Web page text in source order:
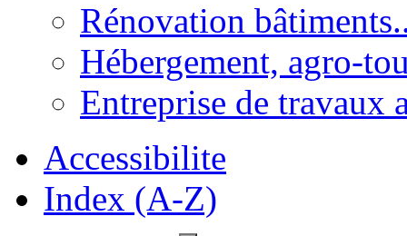
Rénovation
Hébergement, agro-
Entreprise de travaux
Accessibilite
Index (A-Z)